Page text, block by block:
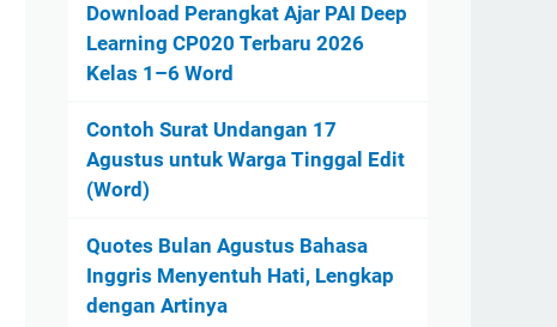
Download Perangkat Ajar PAI Deep
Learning CP020 Terbaru 2026
Kelas 1–6 Word
Contoh Surat Undangan 17
Agustus untuk Warga Tinggal Edit
(Word)
Quotes Bulan Agustus Bahasa
Inggris Menyentuh Hati, Lengkap
dengan Artinya